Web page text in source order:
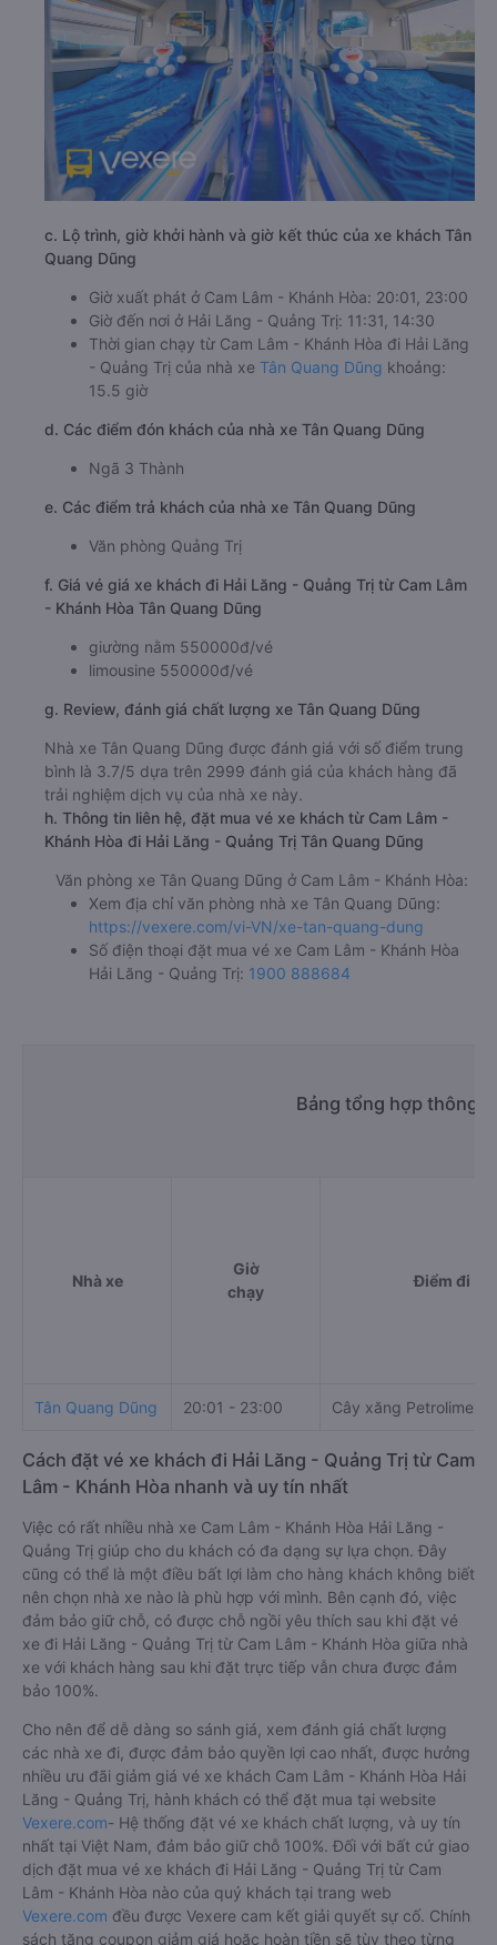
c. Lộ trình, giờ khởi hành và giờ kết thúc của xe khách Tân
Quang Dũng
Giờ xuất phát ở Cam Lâm - Khánh Hòa: 20:01, 23:00
Giờ đến nơi ở Hải Lăng - Quảng Trị: 11:31, 14:30
Thời gian chạy từ Cam Lâm - Khánh Hòa đi Hải Lăng
- Quảng Trị của nhà xe Tân Quang Dũng khoảng:
15.5 giờ
d. Các điểm đón khách của nhà xe Tân Quang Dũng
Ngã 3 Thành
e. Các điểm trả khách của nhà xe Tân Quang Dũng
Văn phòng Quảng Trị
f. Giá vé giá xe khách đi Hải Lăng - Quảng Trị từ Cam Lâm
- Khánh Hòa Tân Quang Dũng
giường nằm 550000đ/vé
limousine 550000đ/vé
g. Review, đánh giá chất lượng xe Tân Quang Dũng
Nhà xe Tân Quang Dũng được đánh giá với số điểm trung
bình là 3.7/5 dựa trên 2999 đánh giá của khách hàng đã
trải nghiệm dịch vụ của nhà xe này.
h. Thông tin liên hệ, đặt mua vé xe khách từ Cam Lâm -
Khánh Hòa đi Hải Lăng - Quảng Trị Tân Quang Dũng
Văn phòng xe Tân Quang Dũng ở Cam Lâm - Khánh Hòa:
Xem địa chỉ văn phòng nhà xe Tân Quang Dũng:
https://vexere.com/vi-VN/xe-tan-quang-dung
Số điện thoại đặt mua vé xe Cam Lâm - Khánh Hòa
Hải Lăng - Quảng Trị: 1900 888684
Bảng tổng hợp thông
Nhà xe
Giờ
chạy
Điểm đi
Tân Quang Dũng 20:01 - 23:00 Cây xăng Petrolimex
Cách đặt vé xe khách đi Hải Lăng - Quảng Trị từ Cam
Lâm - Khánh Hòa nhanh và uy tín nhất
Việc có rất nhiều nhà xe Cam Lâm - Khánh Hòa Hải Lăng -
Quảng Trị giúp cho du khách có đa dạng sự lựa chọn. Đây
cũng có thể là một điều bất lợi làm cho hàng khách không biết
nên chọn nhà xe nào là phù hợp với mình. Bên cạnh đó, việc
đảm bảo giữ chỗ, có được chỗ ngồi yêu thích sau khi đặt vé
xe đi Hải Lăng - Quảng Trị từ Cam Lâm - Khánh Hòa giữa nhà
xe với khách hàng sau khi đặt trực tiếp vẫn chưa được đảm
bảo 100%.
Cho nên để dễ dàng so sánh giá, xem đánh giá chất lượng
các nhà xe đi, được đảm bảo quyền lợi cao nhất, được hưởng
nhiều ưu đãi giảm giá vé xe khách Cam Lâm - Khánh Hòa Hải
Lăng - Quảng Trị, hành khách có thể đặt mua tại website
Vexere.com- Hệ thống đặt vé xe khách chất lượng, và uy tín
nhất tại Việt Nam, đảm bảo giữ chỗ 100%. Đối với bất cứ giao
dịch đặt mua vé xe khách đi Hải Lăng - Quảng Trị từ Cam
Lâm - Khánh Hòa nào của quý khách tại trang web
Vexere.com đều được Vexere cam kết giải quyết sự cố. Chính
sách tặng coupon giảm giá hoặc hoàn tiền sẽ tùy theo từng